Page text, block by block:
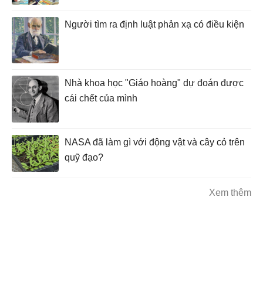
Người tìm ra định luật phản xạ có điều kiện
Nhà khoa học "Giáo hoàng" dự đoán được
cái chết của mình
NASA đã làm gì với động vật và cây cỏ trên
quỹ đạo?
Xem thêm